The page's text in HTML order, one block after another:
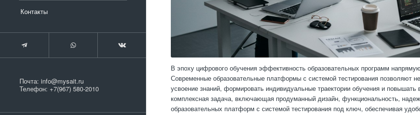
Контакты
Почта: info@mysait.ru
Телефон: +7(967) 580-2010
В эпоху цифрового обучения эффективность образовательных программ
Современные образовательные платформы с системой тестирования позволяют
усвоение знаний, формировать индивидуальные траектории обучения и
комплексная задача, включающая продуманный дизайн, функциональность,
образовательных платформ с системой тестирования под ключ, обеспечивая